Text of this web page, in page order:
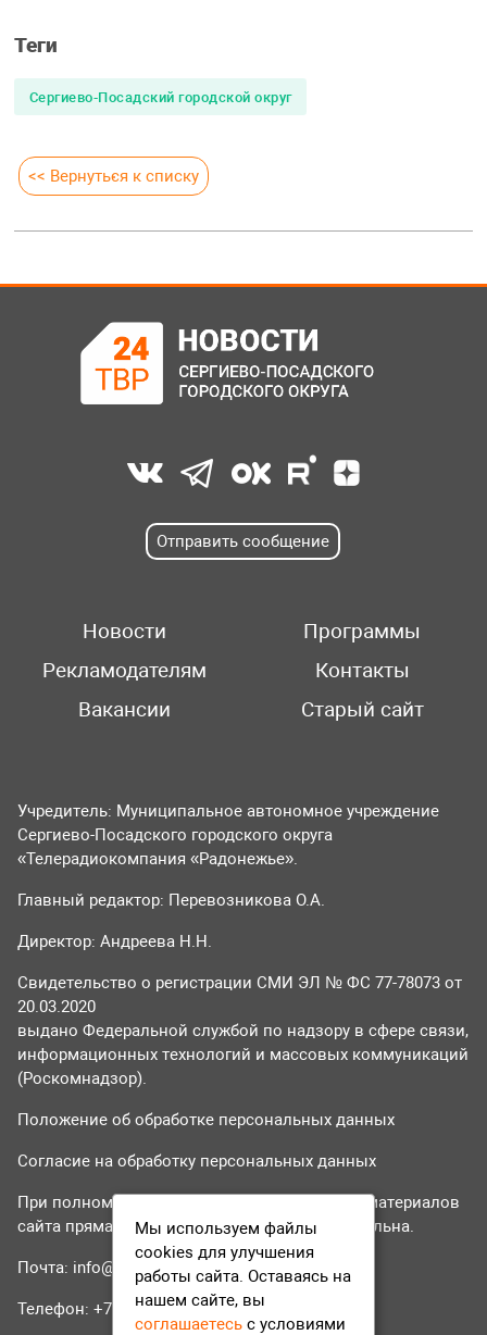
Теги
Сергиево-Посадский городской округ
<< Вернуться к списку
Отправить сообщение
Новости
Программы
Рекламодателям
Контакты
Вакансии
Старый сайт
Учредитель: Муниципальное автономное учреждение
Сергиево-Посадского городского округа
«Телерадиокомпания «Радонежье».
Главный редактор: Перевозникова О.А.
Директор: Андреева Н.Н.
Свидетельство о регистрации СМИ ЭЛ № ФС 77-78073 от
20.03.2020
выдано Федеральной службой по надзору в сфере связи,
информационных технологий и массовых коммуникаций
(Роскомнадзор).
Положение об обработке персональных данных
Согласие на обработку персональных данных
При полном или частичном использовании материалов
сайта прямая гиперссылка на tvr24.tv обязательна.
Почта: info@tvr24.tv
Телефон: +7 (496) 551-04-95
Мы используем файлы
cookies для улучшения
работы сайта. Оставаясь на
нашем сайте, вы
соглашаетесь с условиями